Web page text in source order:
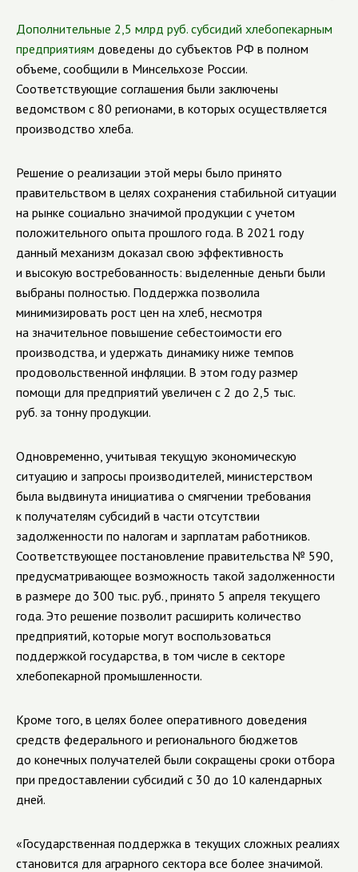
Дополнительные 2,5 млрд руб. субсидий хлебопекарным
предприятиям доведены до субъектов РФ в полном
объеме, сообщили в Минсельхозе России.
Соответствующие соглашения были заключены
ведомством с 80 регионами, в которых осуществляется
производство хлеба.
Решение о реализации этой меры было принято
правительством в целях сохранения стабильной ситуации
на рынке социально значимой продукции с учетом
положительного опыта прошлого года. В 2021 году
данный механизм доказал свою эффективность
и высокую востребованность: выделенные деньги были
выбраны полностью. Поддержка позволила
минимизировать рост цен на хлеб, несмотря
на значительное повышение себестоимости его
производства, и удержать динамику ниже темпов
продовольственной инфляции. В этом году размер
помощи для предприятий увеличен с 2 до 2,5 тыс.
руб. за тонну продукции.
Одновременно, учитывая текущую экономическую
ситуацию и запросы производителей, министерством
была выдвинута инициатива о смягчении требования
к получателям субсидий в части отсутствии
задолженности по налогам и зарплатам работников.
Соответствующее постановление правительства № 590,
предусматривающее возможность такой задолженности
в размере до 300 тыс. руб., принято 5 апреля текущего
года. Это решение позволит расширить количество
предприятий, которые могут воспользоваться
поддержкой государства, в том числе в секторе
хлебопекарной промышленности.
Кроме того, в целях более оперативного доведения
средств федерального и регионального бюджетов
до конечных получателей были сокращены сроки отбора
при предоставлении субсидий с 30 до 10 календарных
дней.
«Государственная поддержка в текущих сложных реалиях
становится для аграрного сектора все более значимой.